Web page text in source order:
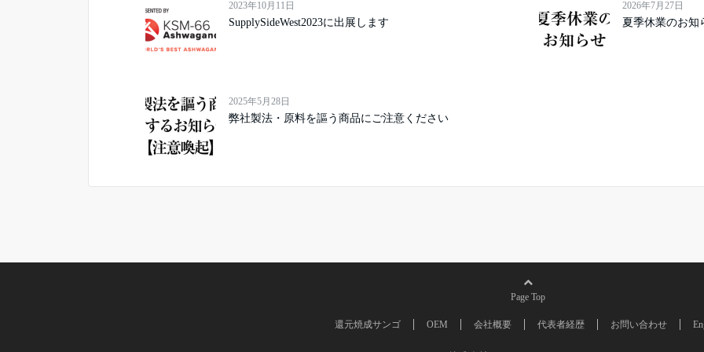
2023年10月11日
SupplySideWest2023に出展します
2026年7月27日
夏季休業のお知
2025年5月28日
弊社製法・原料を謳う商品にご注意ください
Page Top
還元焼成サンゴ OEM 会社概要 代表者経歴 お問い合わせ